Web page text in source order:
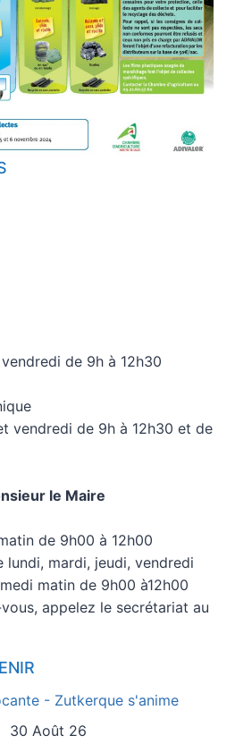
de 9h à 12h30
vendredi de 9h à 12h30 et de
le Maire
de 9h00 à 12h00
lundi, mardi, jeudi, vendredi
matin de 9h00 à12h00
appelez le secrétariat au
- Zutkerque s'anime
30 Août 26